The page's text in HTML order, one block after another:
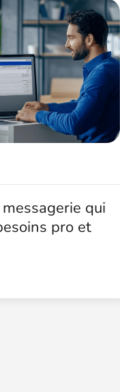
qui
pro et